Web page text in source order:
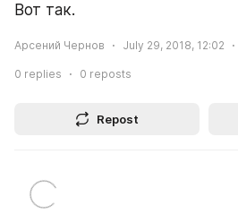
Вот так.
Арсений Чернов July 29, 2018, 12:02
0 replies 0 reposts
Repost